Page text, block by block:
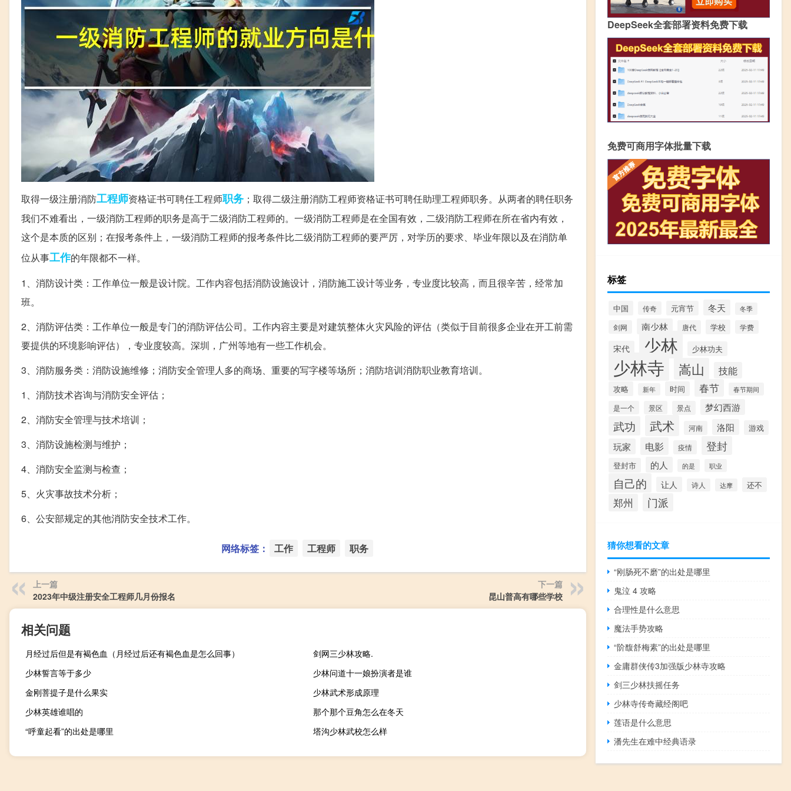
取得一级注册消防工程师资格证书可聘任工程师职务 ；取得二级注册消防工程师资格证书可聘任助理工程师职务。从两者的聘任职务
我们不难看出，一级消防工程师的职务是高于二级消防工程师的。一级消防工程师是在全国有效，二级消防工程师在所在省内有效，
这个是本质的区别；在报考条件上，一级消防工程师的报考条件比二级消防工程师的要严厉，对学历的要求、毕业年限以及在消防单
位从事工作的年限都不一样。
1、消防设计类：工作单位一般是设计院。工作内容包括消防设施设计，消防施工设计等业务，专业度比较高，而且很辛苦，经常加
班。
2、消防评估类：工作单位一般是专门的消防评估公司。工作内容主要是对建筑整体火灾风险的评估（类似于目前很多企业在开工前需
要提供的环境影响评估），专业度较高。深圳，广州等地有一些工作机会。
3、消防服务类：消防设施维修；消防安全管理人多的商场、重要的写字楼等场所；消防培训消防职业教育培训。
1、消防技术咨询与消防安全评估；
2、消防安全管理与技术培训；
3、消防设施检测与维护；
4、消防安全监测与检查；
5、火灾事故技术分析；
6、公安部规定的其他消防安全技术工作。
网络标签： 工作 工程师 职务
上一篇
2023年中级注册安全工程师几月份报名
下一篇
昆山普高有哪些学校
相关问题
月经过后但是有褐色血（月经过后还有褐色血是怎么回事）
剑网三少林攻略.
少林誓言等于多少
少林问道十一娘扮演者是谁
金刚菩提子是什么果实
少林武术形成原理
少林英雄谁唱的
那个那个豆角怎么在冬天
“呼童起看”的出处是哪里
塔沟少林武校怎么样
DeepSeek全套部署资料免费下载
免费可商用字体批量下载
标签
中国 传奇 元宵节 冬天 冬季
剑网 南少林 唐代 学校 学费
宋代 少林 少林功夫
少林寺 嵩山 技能
攻略 新年 时间 春节 春节期间
是一个 景区 景点 梦幻西游
武功 武术 河南 洛阳 游戏
玩家 电影 疫情 登封
登封市 的人 的是 职业
自己的 让人 诗人 达摩 还不
郑州 门派
猜你想看的文章
“刚肠死不磨”的出处是哪里
鬼泣 4 攻略
合理性是什么意思
魔法手势攻略
“阶馥舒梅素”的出处是哪里
金庸群侠传3加强版少林寺攻略
剑三少林扶摇任务
少林寺传奇藏经阁吧
莲语是什么意思
潘先生在难中经典语录